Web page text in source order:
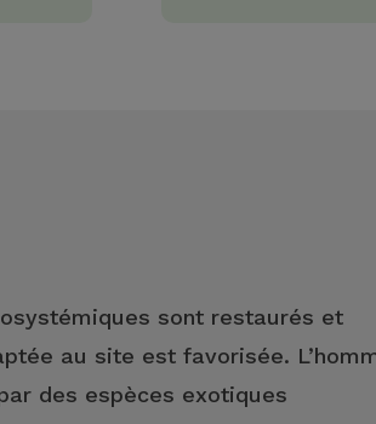
sont restaurés et
au site est favorisée.
des espèces exotiques